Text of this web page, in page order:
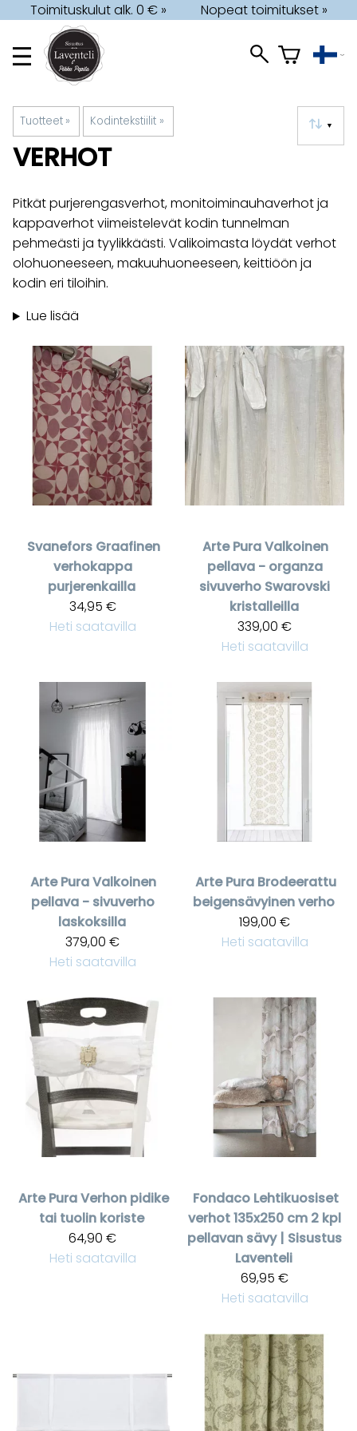
Toimituskulut alk. 0 € » Nopeat toimitukset »
Tuotteet ‪» Kodintekstiilit ‪» ▼
VERHOT
Pitkät purjerengasverhot, monitoiminauhaverhot ja
kappaverhot viimeistelevät kodin tunnelman
pehmeästi ja tyylikkäästi. Valikoimasta löydät verhot
olohuoneeseen, makuuhuoneeseen, keittiöön ja
kodin eri tiloihin.
Lue lisää
Svanefors Graafinen
verhokappa
purjerenkailla
34,95 €
Heti saatavilla
Arte PuraValkoinen
pellava - organza
sivuverho Swarovski
kristalleilla
339,00 €
Heti saatavilla
Arte PuraValkoinen
pellava - sivuverho
laskoksilla
379,00 €
Heti saatavilla
Arte Pura Brodeerattu
beigensävyinen verho
199,00 €
Heti saatavilla
Arte PuraVerhon pidike
tai tuolin koriste
64,90 €
Heti saatavilla
Fondaco Lehtikuosiset
verhot 135x250 cm 2 kpl
pellavan sävy | Sisustus
Laventeli
69,95 €
Heti saatavilla